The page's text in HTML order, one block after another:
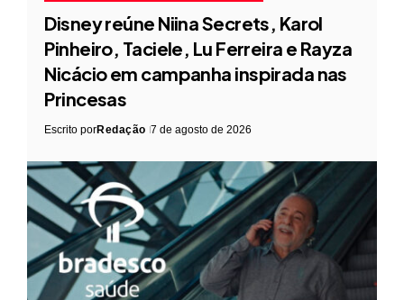
Disney reúne Niina Secrets, Karol
Pinheiro, Taciele, Lu Ferreira e Rayza
Nicácio em campanha inspirada nas
Princesas
Escrito porRedação 7 de agosto de 2026